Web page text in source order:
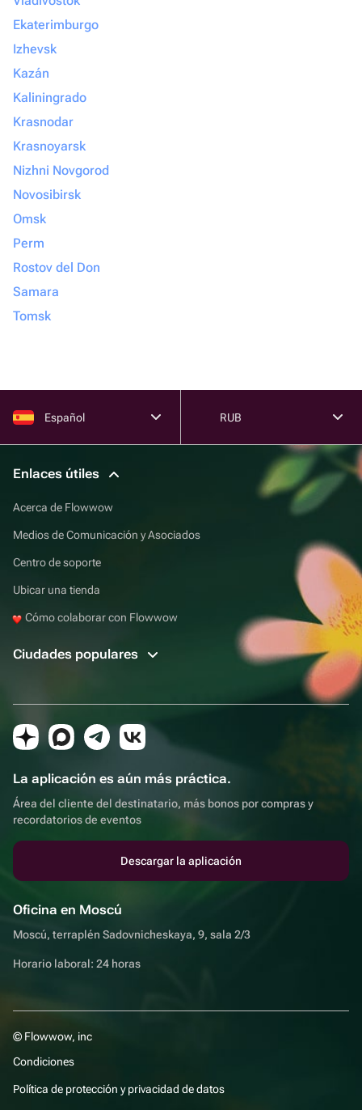
Ekaterimburgo
Izhevsk
Kazán
Kaliningrado
Krasnodar
Krasnoyarsk
Nizhni Novgorod
Novosibirsk
Omsk
Perm
Rostov del Don
Samara
Tomsk
Español RUB
Enlaces útiles
Acerca de Flowwow
Medios de Comunicación y Asociados
Centro de soporte
Ubicar una tienda
Cómo colaborar con Flowwow
Ciudades populares
La aplicación es aún más práctica.
Área del cliente del destinatario, más bonos por compras y
recordatorios de eventos
Descargar la aplicación
Oficina en Moscú
Moscú, terraplén Sadovnicheskaya, 9, sala 2/3
Horario laboral: 24 horas
© Flowwow, inc
Condiciones
Política de protección y privacidad de datos